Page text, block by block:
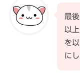
最
以
を
に